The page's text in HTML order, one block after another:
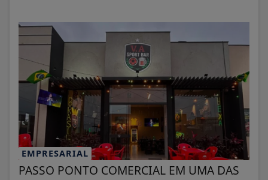
EMPRESARIAL
PASSO PONTO COMERCIAL EM UMA DAS